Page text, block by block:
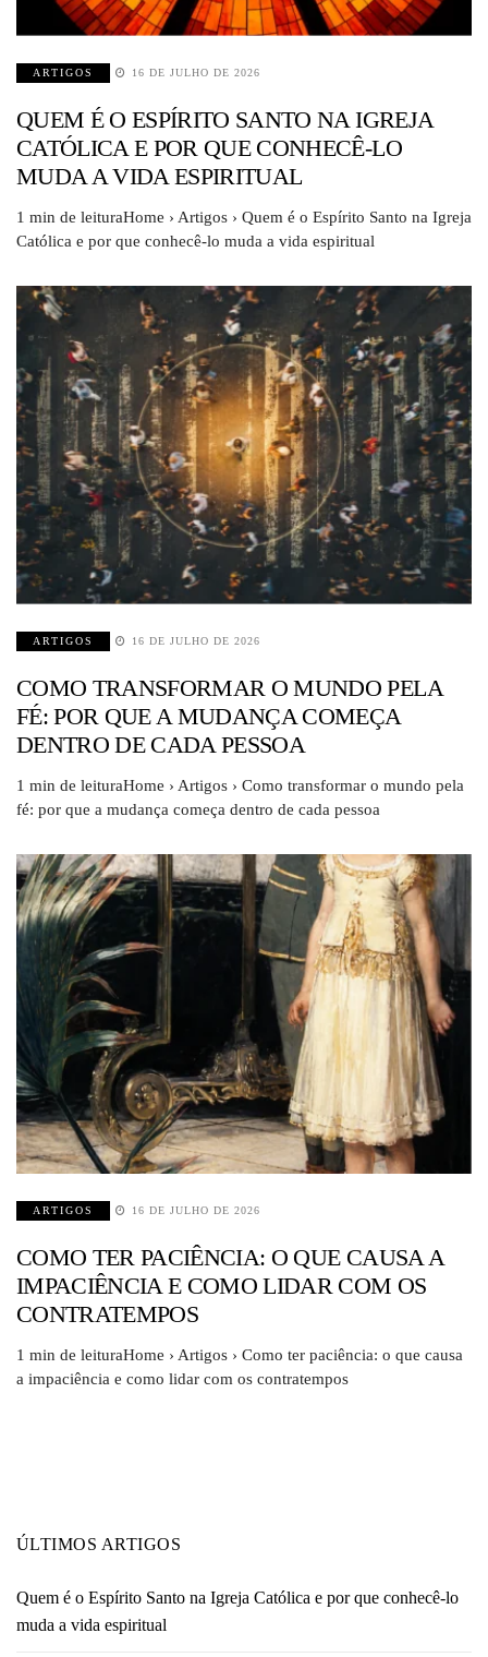
ARTIGOS 16 DE JULHO DE 2026
QUEM É O ESPÍRITO SANTO NA IGREJA
CATÓLICA E POR QUE CONHECÊ-LO
MUDA A VIDA ESPIRITUAL
1 min de leituraHome › Artigos › Quem é o Espírito Santo na Igreja
Católica e por que conhecê-lo muda a vida espiritual
ARTIGOS 16 DE JULHO DE 2026
COMO TRANSFORMAR O MUNDO PELA
FÉ: POR QUE A MUDANÇA COMEÇA
DENTRO DE CADA PESSOA
1 min de leituraHome › Artigos › Como transformar o mundo pela
fé: por que a mudança começa dentro de cada pessoa
ARTIGOS 16 DE JULHO DE 2026
COMO TER PACIÊNCIA: O QUE CAUSA A
IMPACIÊNCIA E COMO LIDAR COM OS
CONTRATEMPOS
1 min de leituraHome › Artigos › Como ter paciência: o que causa
a impaciência e como lidar com os contratempos
ÚLTIMOS ARTIGOS
Quem é o Espírito Santo na Igreja Católica e por que conhecê-lo
muda a vida espiritual